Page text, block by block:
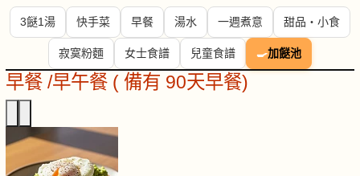
3餸1湯 快手菜 早餐 湯水 一週煮意 甜品・小食
寂寞粉麵 女士食譜 兒童食譜 🍳加餸池
早餐 /早午餐 ( 備有 90天早餐)